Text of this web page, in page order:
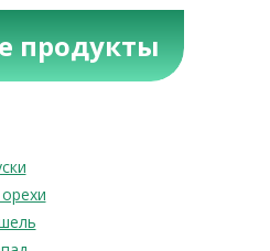
продукты